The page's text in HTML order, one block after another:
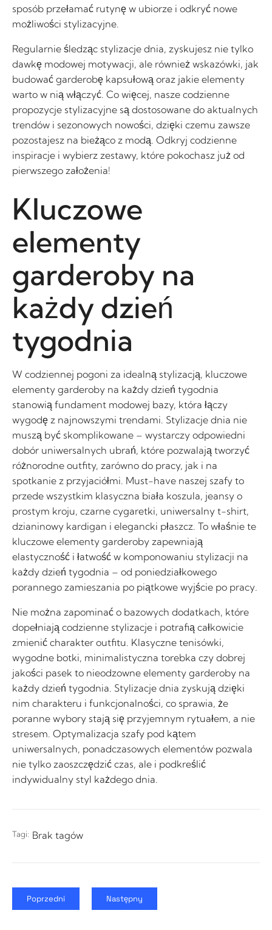
sposób przełamać rutynę w ubiorze i odkryć nowe
możliwości stylizacyjne.
Regularnie śledząc stylizacje dnia, zyskujesz nie tylko
dawkę modowej motywacji, ale również wskazówki, jak
budować garderobę kapsułową oraz jakie elementy
warto w nią włączyć. Co więcej, nasze codzienne
propozycje stylizacyjne są dostosowane do aktualnych
trendów i sezonowych nowości, dzięki czemu zawsze
pozostajesz na bieżąco z modą. Odkryj codzienne
inspiracje i wybierz zestawy, które pokochasz już od
pierwszego założenia!
Kluczowe
elementy
garderoby na
każdy dzień
tygodnia
W codziennej pogoni za idealną stylizacją, kluczowe
elementy garderoby na każdy dzień tygodnia
stanowią fundament modowej bazy, która łączy
wygodę z najnowszymi trendami. Stylizacje dnia nie
muszą być skomplikowane – wystarczy odpowiedni
dobór uniwersalnych ubrań, które pozwalają tworzyć
różnorodne outfity, zarówno do pracy, jak i na
spotkanie z przyjaciółmi. Must-have naszej szafy to
przede wszystkim klasyczna biała koszula, jeansy o
prostym kroju, czarne cygaretki, uniwersalny t-shirt,
dzianinowy kardigan i elegancki płaszcz. To właśnie te
kluczowe elementy garderoby zapewniają
elastyczność i łatwość w komponowaniu stylizacji na
każdy dzień tygodnia – od poniedziałkowego
porannego zamieszania po piątkowe wyjście po pracy.
Nie można zapominać o bazowych dodatkach, które
dopełniają codzienne stylizacje i potrafią całkowicie
zmienić charakter outfitu. Klasyczne tenisówki,
wygodne botki, minimalistyczna torebka czy dobrej
jakości pasek to nieodzowne elementy garderoby na
każdy dzień tygodnia. Stylizacje dnia zyskują dzięki
nim charakteru i funkcjonalności, co sprawia, że
poranne wybory stają się przyjemnym rytuałem, a nie
stresem. Optymalizacja szafy pod kątem
uniwersalnych, ponadczasowych elementów pozwala
nie tylko zaoszczędzić czas, ale i podkreślić
indywidualny styl każdego dnia.
Tagi: Brak tagów
Poprzedni Następny